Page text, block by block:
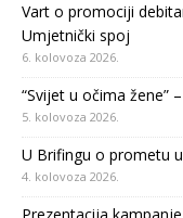
Vart o promociji
Umjetnički spoj
6. kolovoza 2026.
“Svijet u očima žene”
5. kolovoza 2026.
U Brifingu o prometu
4. kolovoza 2026.